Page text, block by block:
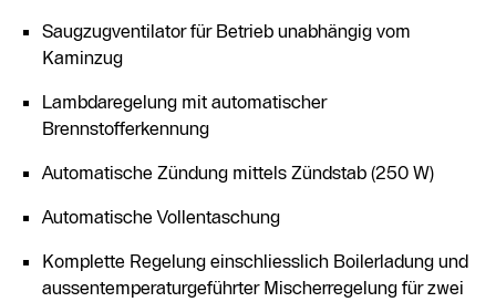
Saugzugventilator für Betrieb unabhängig vom
Kaminzug
Lambdaregelung mit automatischer
Brennstofferkennung
Automatische Zündung mittels Zündstab (250 W)
Automatische Vollentaschung
Komplette Regelung einschliesslich Boilerladung und
aussentemperaturgeführter Mischerregelung für zwei